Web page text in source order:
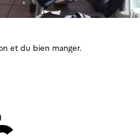
et du bien manger.